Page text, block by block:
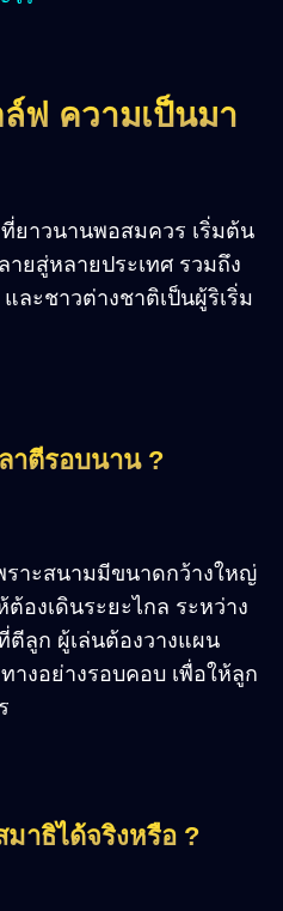
ฟ ความเป็นมา
ที่ยาวนานพอสมควร เริ่มต้น
ยสู่หลายประเทศ รวมถึง
ละชาวต่างชาติเป็นผู้ริเริ่ม
าตีรอบนาน ?
ราะสนามมีขนาดกว้างใหญ่
องเดินระยะไกล ระหว่าง
ลูก ผู้เล่นต้องวางแผน
างอย่างรอบคอบ เพื่อให้ลูก
าธิได้จริงหรือ ?